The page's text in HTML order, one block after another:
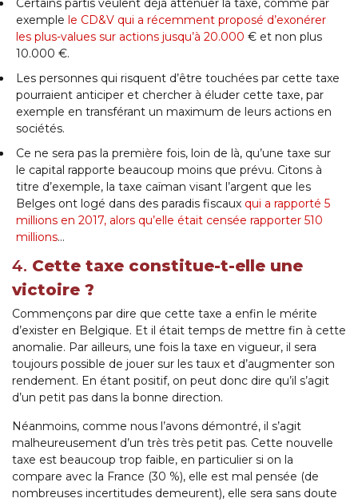
Certains partis veulent déjà atténuer la taxe, comme par
exemple le CD&V qui a récemment proposé d’exonérer
les plus-values sur actions jusqu’à 20.000 € et non plus
10.000 €.
Les personnes qui risquent d’être touchées par cette taxe
pourraient anticiper et chercher à éluder cette taxe, par
exemple en transférant un maximum de leurs actions en
sociétés.
Ce ne sera pas la première fois, loin de là, qu’une taxe sur
le capital rapporte beaucoup moins que prévu. Citons à
titre d’exemple, la taxe caïman visant l’argent que les
Belges ont logé dans des paradis fiscaux qui a rapporté 5
millions en 2017, alors qu’elle était censée rapporter 510
millions…
4. Cette taxe constitue-t-elle une
victoire ?
Commençons par dire que cette taxe a enfin le mérite
d’exister en Belgique. Et il était temps de mettre fin à cette
anomalie. Par ailleurs, une fois la taxe en vigueur, il sera
toujours possible de jouer sur les taux et d’augmenter son
rendement. En étant positif, on peut donc dire qu’il s’agit
d’un petit pas dans la bonne direction.
Néanmoins, comme nous l’avons démontré, il s’agit
malheureusement d’un très très petit pas. Cette nouvelle
taxe est beaucoup trop faible, en particulier si on la
compare avec la France (30 %), elle est mal pensée (de
nombreuses incertitudes demeurent), elle sera sans doute